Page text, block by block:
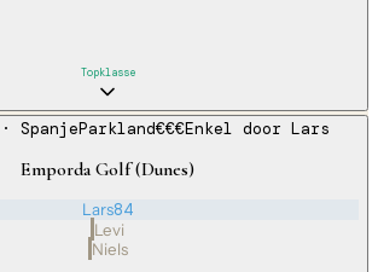
Topklasse
· SpanjeParkland€€€Enkel door Lars
Emporda Golf (Dunes)
Lars84
Levi
Niels